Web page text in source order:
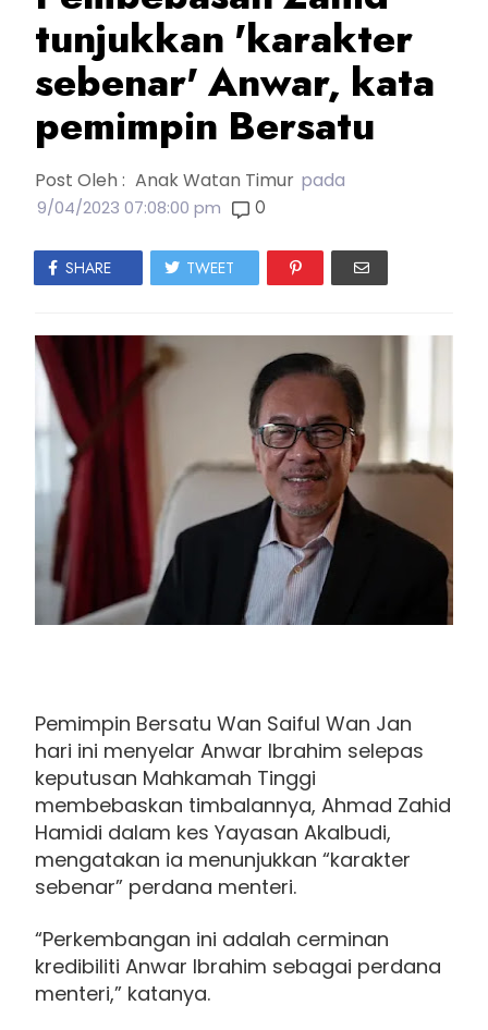
tunjukkan 'karakter
sebenar' Anwar, kata
pemimpin Bersatu
Post Oleh : Anak Watan Timur pada
9/04/2023 07:08:00 pm 0
SHARE TWEET
Pemimpin Bersatu Wan Saiful Wan Jan
hari ini menyelar Anwar Ibrahim selepas
keputusan Mahkamah Tinggi
membebaskan timbalannya, Ahmad Zahid
Hamidi dalam kes Yayasan Akalbudi,
mengatakan ia menunjukkan “karakter
sebenar” perdana menteri.
“Perkembangan ini adalah cerminan
kredibiliti Anwar Ibrahim sebagai perdana
menteri,” katanya.